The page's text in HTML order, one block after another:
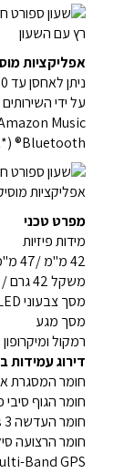
אפליקציות
Bluetooth® (*בדגמים תומכים)
מפרט טכני
מידות פיזיות
42 מ"מ /47 מ"מ לבחירה
משקל 42 גרם / 50 גרם (לפי קוטר שנבחר)
מסך צבעוני AMOLED
מסך מגע
רמקול
דירוג עמידות
חומר המסגרת
חומר הגוף סיבי
חומר העדשה Corning® Gorilla® Glass 3
חומר הרצועה
Band GPS